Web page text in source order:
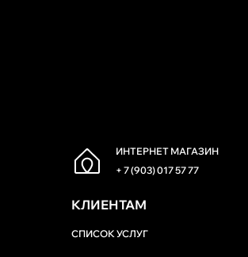
ИНТЕРНЕТ МАГАЗИН
+ 7 (903) 017 57 77
КЛИЕНТАМ
СПИСОК УСЛУГ